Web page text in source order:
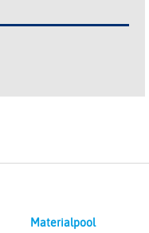
Materialpool